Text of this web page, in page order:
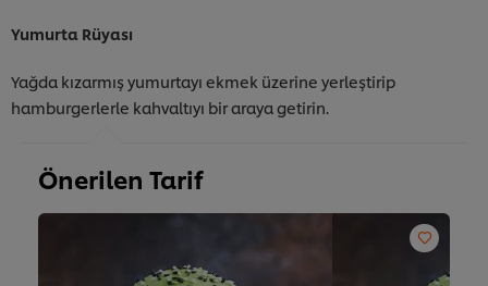
Yumurta Rüyası
Yağda kızarmış yumurtayı ekmek üzerine yerleştirip
hamburgerlerle kahvaltıyı bir araya getirin.
Önerilen Tarif